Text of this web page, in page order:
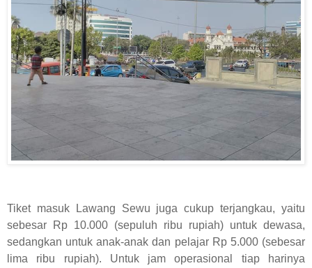
Tiket masuk Lawang Sewu juga cukup terjangkau, yaitu
sebesar Rp 10.000 (sepuluh ribu rupiah) untuk dewasa,
sedangkan untuk anak-anak dan pelajar Rp 5.000 (sebesar
lima ribu rupiah). Untuk jam operasional tiap harinya